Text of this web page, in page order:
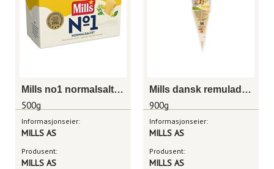
Mills no1 normalsaltet 500g
500g
Informasjonseier:
MILLS AS
Produsent:
MILLS AS
Mills dansk remulade 900g
900g
Informasjonseier:
MILLS AS
Produsent:
MILLS AS